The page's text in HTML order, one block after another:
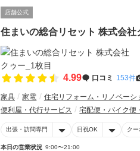
店舗公式
住まいの総合リセット 株式会社
4.99 口コミ 153件
家具 家電 住宅リフォーム・リノベーシ
便利屋・代行サービス
宅配便・バイク便
出張・訪問専門 日祝OK ク
本日の営業状況 9:00〜21:00